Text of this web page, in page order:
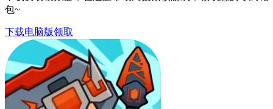
包~
下载电脑版领取